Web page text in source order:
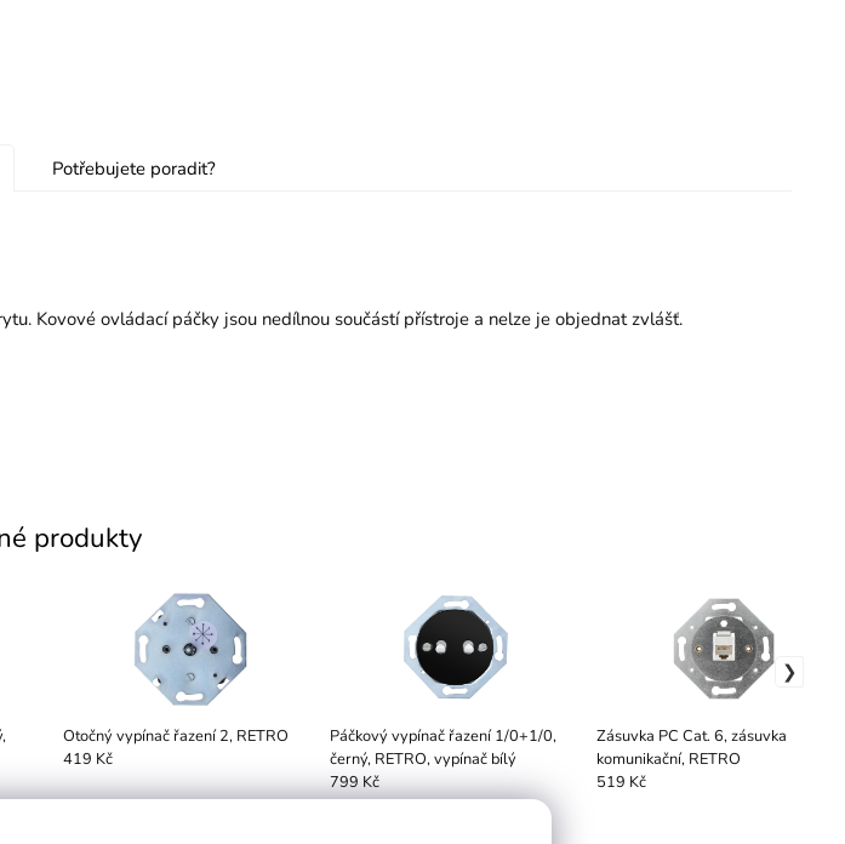
Potřebujete poradit?
Kovové ovládací páčky jsou nedílnou součástí přístroje a nelze je objednat zvlášť.
produkty
Otočný vypínač řazení 2, RETRO
419 Kč
Páčkový vypínač řazení 1/0+1/0,
černý, RETRO, vypínač bílý
799 Kč
Zásuvka PC Cat. 6, zásuvka
komunikační, RETRO
519 Kč